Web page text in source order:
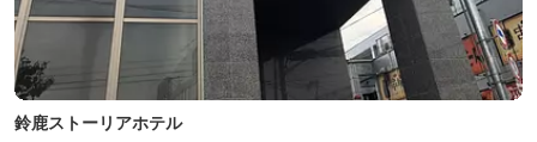
鈴鹿ストーリアホテル